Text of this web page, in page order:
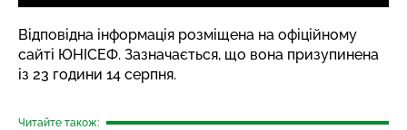
Відповідна інформація розміщена на офіційному
сайті ЮНІСЕФ. Зазначається, що вона призупинена
із 23 години 14 серпня.
Читайте також: